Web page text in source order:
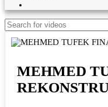
MEHMED